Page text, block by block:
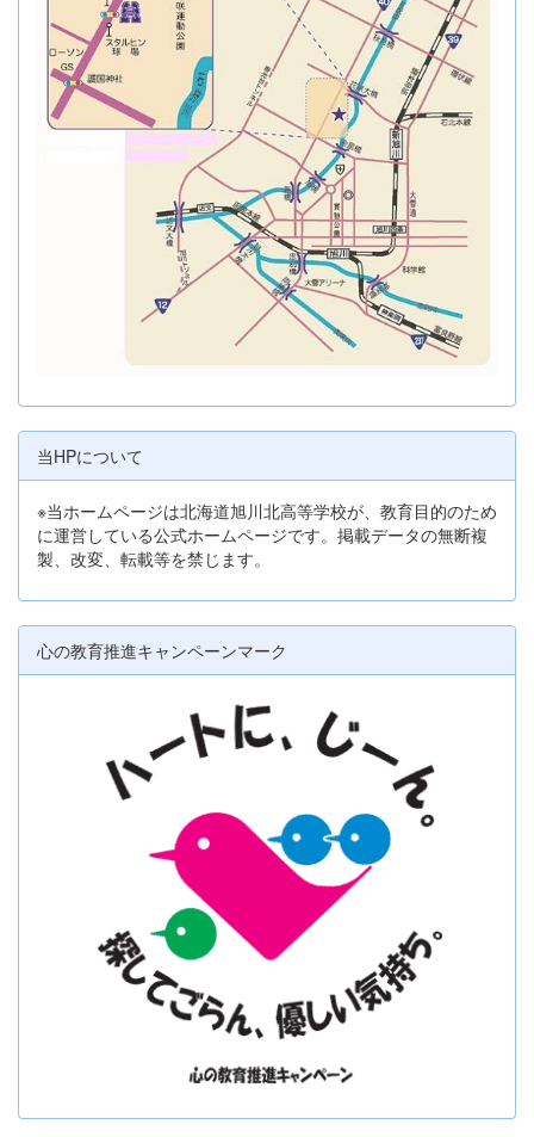
当HPについて
※当ホームページは北海道旭川北高等学校が、教育目的のため
に運営している公式ホームページです。掲載データの無断複
製、改変、転載等を禁じます。
心の教育推進キャンペーンマーク